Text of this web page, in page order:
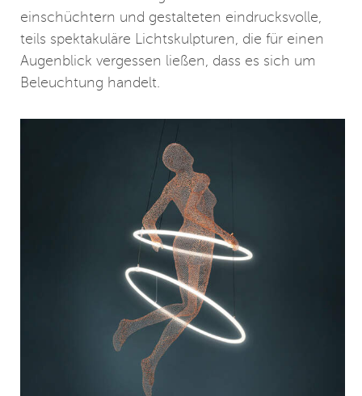
einschüchtern und gestalteten eindrucksvolle,
teils spektakuläre Lichtskulpturen, die für einen
Augenblick vergessen ließen, dass es sich um
Beleuchtung handelt.